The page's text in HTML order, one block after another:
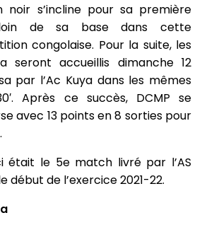
noir s’incline pour sa première
de sa base dans cette
congolaise. Pour la suite, les
seront accueillis dimanche 12
par l’Ac Kuya dans les mêmes
Après ce succès, DCMP se
avec 13 points en 8 sorties pour
était le 5e match livré par l’AS
début de l’exercice 2021-22.